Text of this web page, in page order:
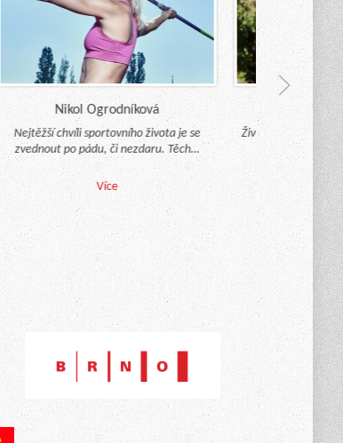
Nikol Ogrodníková
Nejtěžší chvíli sportovního života je se
zvednout po pádu, či nezdaru. Těch…
Více
Alena
Život není
že bychom se
Více